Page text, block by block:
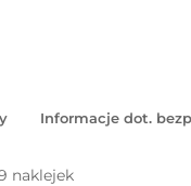
Informacje dot.
naklejek